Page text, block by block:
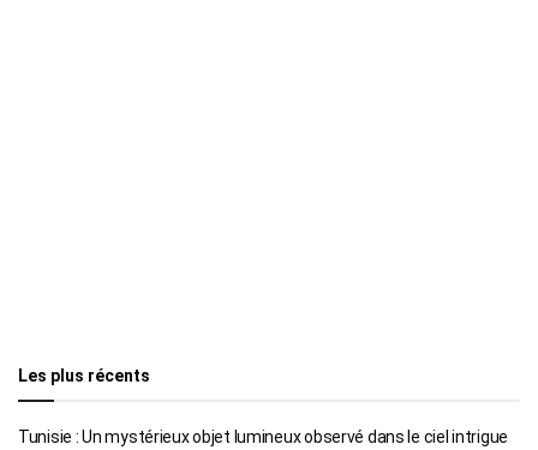
Les plus récents
Tunisie : Un mystérieux objet lumineux observé dans le ciel intrigue